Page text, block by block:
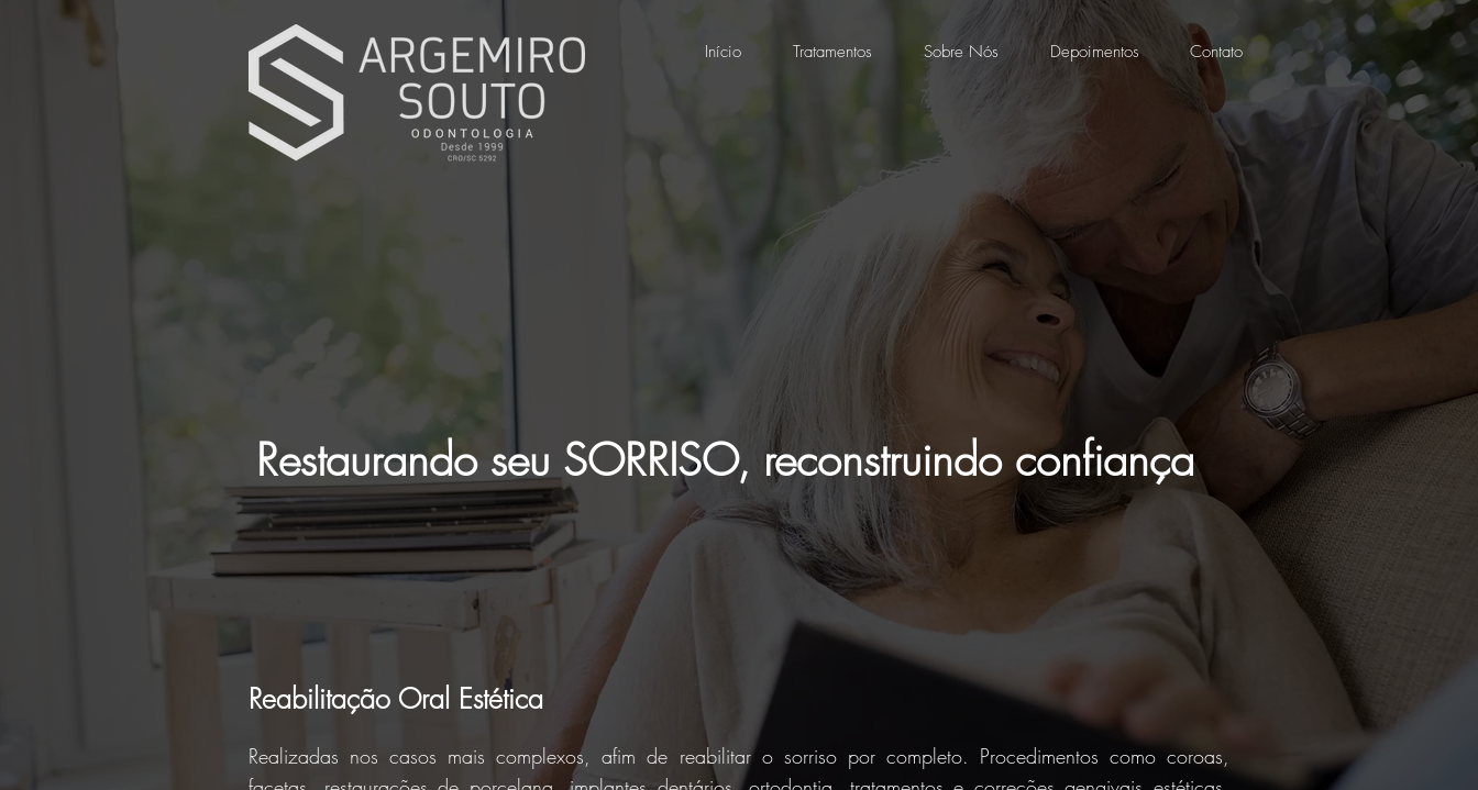
Início Tratamentos Sobre Nós Depoimentos Contato
Restaurando seu SORRISO, reconstruindo confiança
Reabilitação Oral Estética
Realizadas nos casos mais complexos, afim de reabilitar o sorriso por completo. Procedimentos como coroas,